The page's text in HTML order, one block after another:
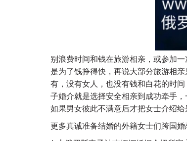
别浪费时间和钱在旅游相亲，或参加
是为了钱挣得快，再说大部分旅游相
有，没有女人，也没有钱和白花的时
子婚介就是选择安全相亲到成功牵手
如果男女彼此不满意后才把女士介绍
更多真诚准备结婚的外籍女士们跨国